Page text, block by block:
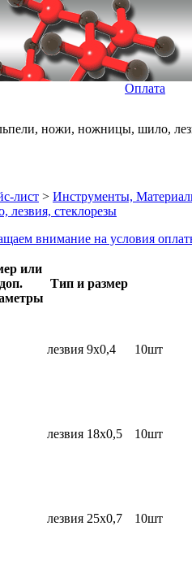
Оплата
ножи, ножницы, шило,
лист > Инструменты,
лезвия, стеклорезы
внимание на условия
или
доп.
Тип и размер
лезвия 9x0,4 10шт
лезвия 18x0,5 10шт
лезвия 25x0,7 10шт